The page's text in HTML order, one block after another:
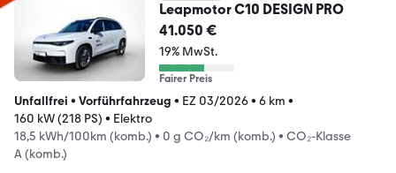
Leapmotor C10 DESIGN PRO
41.050 €
19% MwSt.
Fairer Preis
Unfallfrei • Vorführfahrzeug • EZ 03/2026• 6 km •
160 kW (218 PS) • Elektro
18,5 kWh/100km (komb.) • 0 g CO₂/km (komb.) • CO₂-Klasse
A (komb.)